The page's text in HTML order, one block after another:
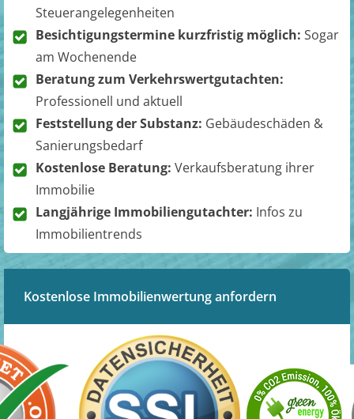
Steuerangelegenheiten
Besichtigungstermine kurzfristig möglich: Sogar
am Wochenende
Beratung zum Verkehrswertgutachten:
Professionell und aktuell
Feststellung der Substanz: Gebäudeschäden &
Sanierungsbedarf
Kostenlose Beratung: Verkaufsberatung ihrer
Immobilie
Langjährige Immobiliengutachter: Infos zu
Immobilientrends
Kostenlose Immobilienwertung anfordern